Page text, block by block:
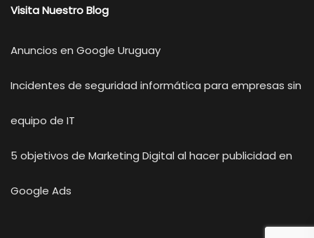
Visita Nuestro Blog
Anuncios en Google Uruguay
Incidentes de seguridad informática para empresas sin
equipo de IT
5 objetivos de Marketing Digital al hacer publicidad en
Google Ads